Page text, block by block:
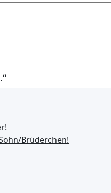
Brüderchen!